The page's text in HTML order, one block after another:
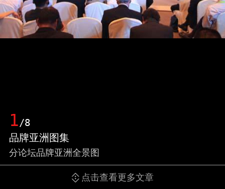
1/8
品牌亚洲图集
分论坛品牌亚洲全景图
点击查看更多文章